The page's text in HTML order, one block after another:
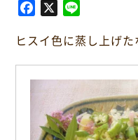
c
o
k
X
n
ヒスイ色に蒸し上げ